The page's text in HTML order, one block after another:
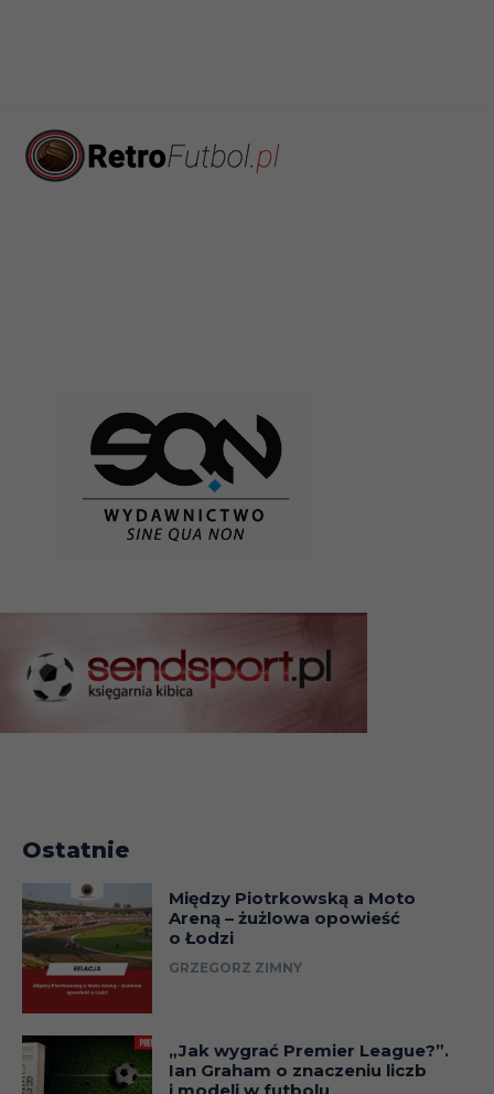
Ostatnie
Między Piotrkowską a Moto
Areną – żużlowa opowieść
o Łodzi
GRZEGORZ ZIMNY
„Jak wygrać Premier League?”.
Ian Graham o znaczeniu liczb
i modeli w futbolu